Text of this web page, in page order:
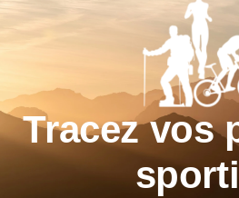
Tracez vos